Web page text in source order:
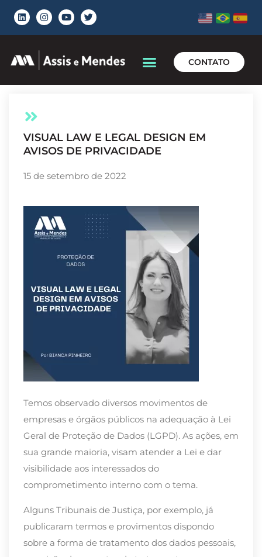
CONTATO
VISUAL LAW E LEGAL DESIGN EM
AVISOS DE PRIVACIDADE
15 de setembro de 2022
Temos observado diversos movimentos de
empresas e órgãos públicos na adequação à Lei
Geral de Proteção de Dados (LGPD). As ações, em
sua grande maioria, visam atender a Lei e dar
visibilidade aos interessados do
comprometimento interno com o tema.
Alguns Tribunais de Justiça, por exemplo, já
publicaram termos e provimentos dispondo
sobre a forma de tratamento dos dados pessoais,